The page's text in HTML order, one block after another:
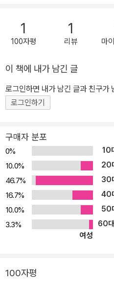
따라 달라지는 생활 모습을 보여
는 여러 생활 도구들의 이름도 함
년 생활을 우리들의 생활과 대입시
순응하며 살아가는 우리의 생활 모
다양한 도구들의 이름도 익힐 수도 있습니다. 겨울이
닥불이 타오르는 벽난로 앞에 앉아,
에요. 바람이 불어와 향긋한 꽃 냄새가 폴폴 날려요. 곰들이 설레는 마
을 해요. 찰방찰방 물웅덩이를 밟으며 물을 튀겨
이 아름다운 가을 숲에서 즐겁게
준비를 끝마친 곰들은 걱정이 없을
1
100자평
1
리뷰 마
이 책에 내가 남긴 글
로그인하면 내가 남긴 글과 친구가
로그인하기
구매자 분포
0% 10
10.0%
20
46.7%
30
16.7%
40
10.0%
50
3.3%
60대
여성
100자평